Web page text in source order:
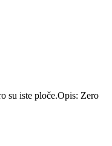
su iste ploče.Opis: Zero